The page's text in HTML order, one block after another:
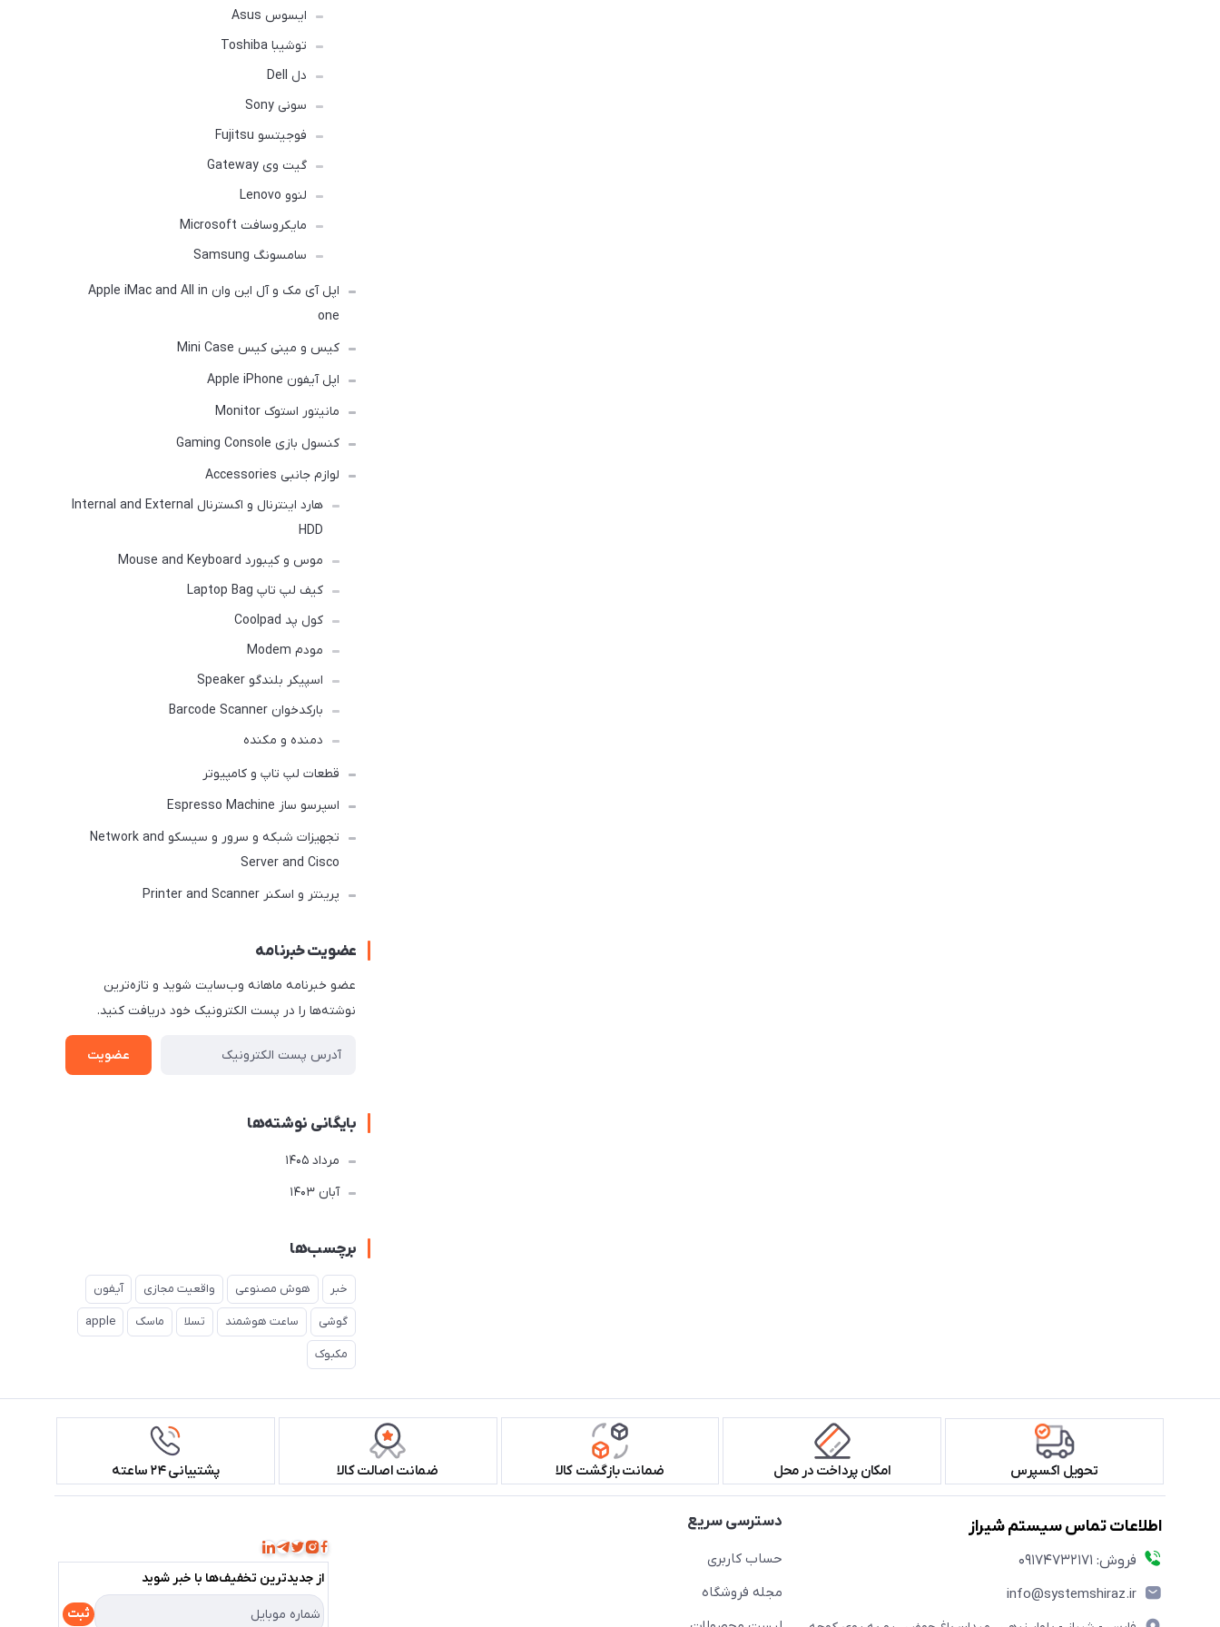
ایسوس Asus
توشیبا Toshiba
دل Dell
سونی Sony
فوجیتسو Fujitsu
گیت وی Gateway
لنوو Lenovo
مایکروسافت Microsoft
سامسونگ Samsung
اپل آی مک و آل این وان Apple iMac and All in
one
کیس و مینی کیس Mini Case
اپل آیفون Apple iPhone
مانیتور استوک Monitor
کنسول بازی Gaming Console
لوازم جانبی Accessories
هارد اینترنال و اکسترنال Internal and External
HDD
موس و کیبورد Mouse and Keyboard
کیف لپ تاپ Laptop Bag
کول پد Coolpad
مودم Modem
اسپیکر بلندگو Speaker
بارکدخوان Barcode Scanner
دمنده و مکنده
قطعات لپ تاپ و کامپیوتر
اسپرسو ساز Espresso Machine
تجهیزات شبکه و سرور و سیسکو Network and
Server and Cisco
پرینتر و اسکنر Printer and Scanner
عضویت خبرنامه
عضو خبرنامه ماهانه وب‌سایت شوید و تازه‌ترین
نوشته‌ها را در پست الکترونیک خود دریافت کنید.
عضویت
بایگانی نوشته‌ها
مرداد 1405
آبان 1403
برچسب‌ها
خبر هوش مصنوعی واقعیت مجازی آیفون
گوشی ساعت هوشمند تسلا ماسک apple
مکبوک
تحویل اکسپرس امکان پرداخت در محل ضمانت بازگشت کالا ضمانت اصالت کالا پشتیبانی ۲۴ ساعته
اطلاعات تماس سیستم شیراز
فروش: 09174732171
info@systemshiraz.ir
دسترسی سریع
حساب کاربری
مجله فروشگاه
از جدید‌ترین تخفیف‌ها با‌ خبر شوید
ثبت